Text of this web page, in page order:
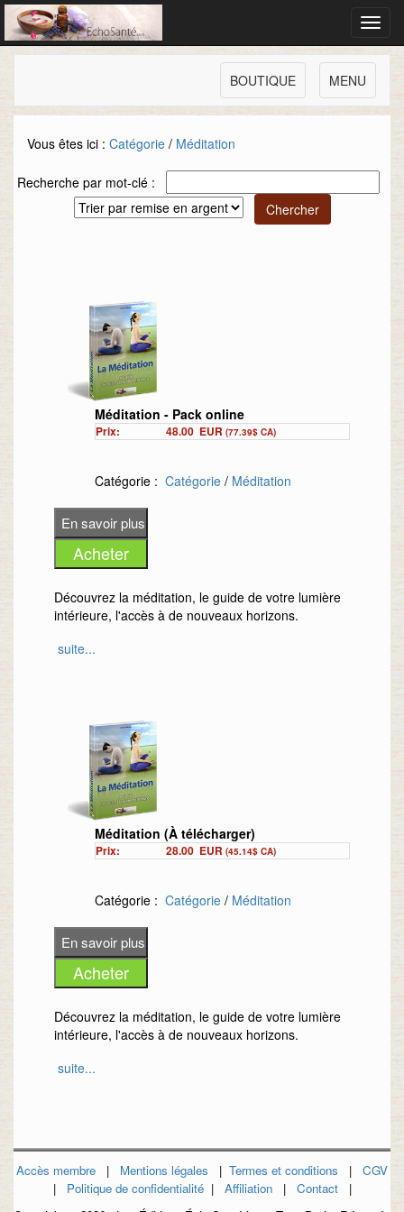
MENU
BOUTIQUE
Vous êtes ici : Catégorie / Méditation
Recherche par mot-clé :
Méditation - Pack online
Prix: 48.00 EUR (77.39$ CA)
Catégorie : Catégorie / Méditation
Découvrez la méditation, le guide de votre lumière
intérieure, l'accès à de nouveaux horizons.
Retrouvez le calme et la sérénité. Le livre en
Cliquez-ici pour découvrir ce livre
suite...
Méditation (À télécharger)
Prix: 28.00 EUR (45.14$ CA)
Catégorie : Catégorie / Méditation
Découvrez la méditation, le guide de votre lumière
intérieure, l'accès à de nouveaux horizons.
Retrouvez le calme et la sérénité.
suite...
Accès membre | Mentions légales | Termes et conditions | CGV
| Politique de confidentialité| Affiliation| Contact|